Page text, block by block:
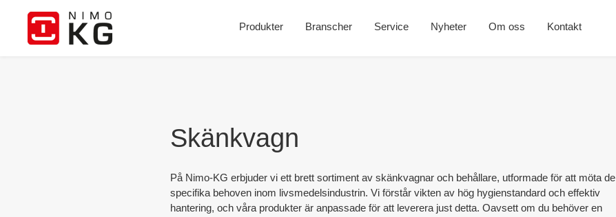
GåProdukter Branscher Service Nyheter Om oss Kontakt
Skänkvagn
På Nimo-KG erbjuder vi ett brett sortiment av skänkvagnar och behållare, utformade för att möta de
specifika behoven inom livsmedelsindustrin. Vi förstår vikten av hög hygienstandard och effektiv
hantering, och våra produkter är anpassade för att leverera just detta. Oavsett om du behöver en